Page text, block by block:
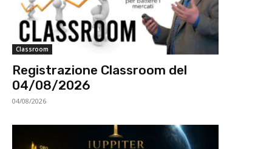
Classroom
Registrazione Classroom del
04/08/2026
04/08/2026